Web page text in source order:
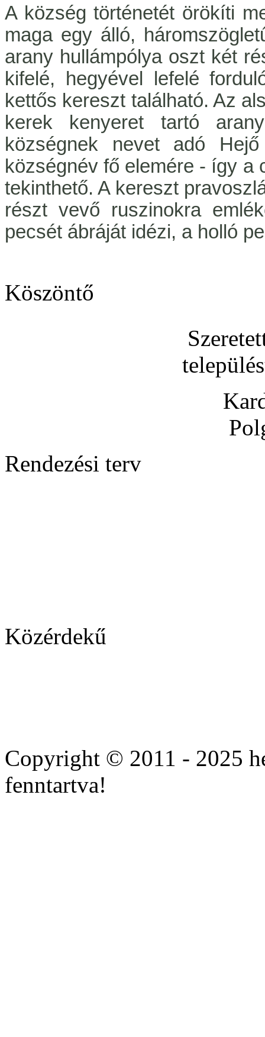
A község történetét örökíti
maga egy álló,
arany hullámpólya oszt két
kifelé, hegyével lefelé
kettős kereszt található. Az
kerek kenyeret tartó
községnek nevet adó
községnév fő elemére - így
tekinthető. A kereszt
részt vevő ruszinokra
pecsét ábráját idézi, a holló
Köszöntő
Rendezési terv
Közérdekű
cialis
10mg
with
overnight.
Copyright © 2011 - 2025
fenntartva!